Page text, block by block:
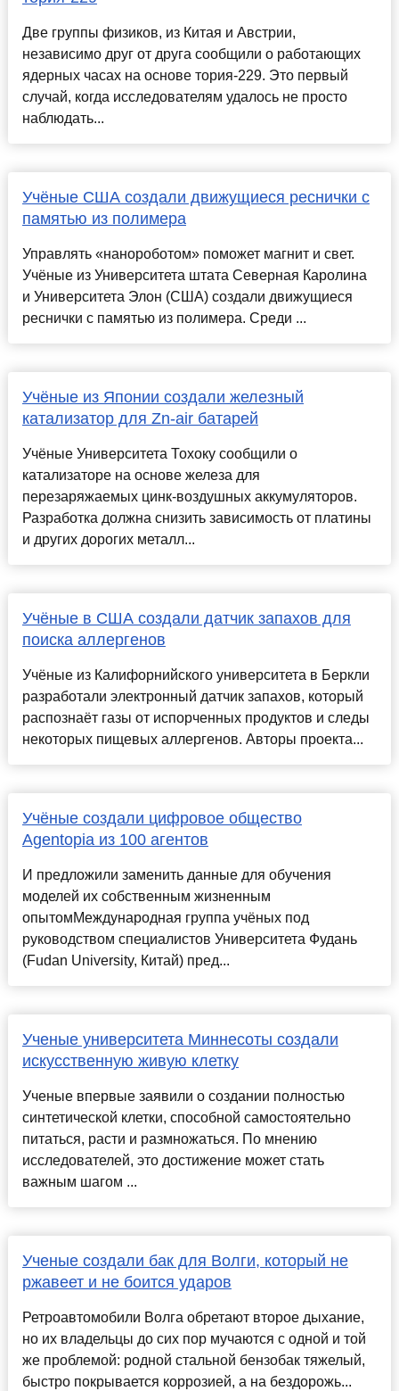
Две группы физиков, из Китая и Австрии,
независимо друг от друга сообщили о работающих
ядерных часах на основе тория-229. Это первый
случай, когда исследователям удалось не просто
наблюдать...
Учёные США создали движущиеся реснички с
памятью из полимера
Управлять «нанороботом» поможет магнит и свет.
Учёные из Университета штата Северная Каролина
и Университета Элон (США) создали движущиеся
реснички с памятью из полимера. Среди ...
Учёные из Японии создали железный
катализатор для Zn-air батарей
Учёные Университета Тохоку сообщили о
катализаторе на основе железа для
перезаряжаемых цинк-воздушных аккумуляторов.
Разработка должна снизить зависимость от платины
и других дорогих металл...
Учёные в США создали датчик запахов для
поиска аллергенов
Учёные из Калифорнийского университета в Беркли
разработали электронный датчик запахов, который
распознаёт газы от испорченных продуктов и следы
некоторых пищевых аллергенов. Авторы проекта...
Учёные создали цифровое общество
Agentopia из 100 агентов
И предложили заменить данные для обучения
моделей их собственным жизненным
опытомМеждународная группа учёных под
руководством специалистов Университета Фудань
(Fudan University, Китай) пред...
Ученые университета Миннесоты создали
искусственную живую клетку
Ученые впервые заявили о создании полностью
синтетической клетки, способной самостоятельно
питаться, расти и размножаться. По мнению
исследователей, это достижение может стать
важным шагом ...
Ученые создали бак для Волги, который не
ржавеет и не боится ударов
Ретроавтомобили Волга обретают второе дыхание,
но их владельцы до сих пор мучаются с одной и той
же проблемой: родной стальной бензобак тяжелый,
быстро покрывается коррозией, а на бездорожь...